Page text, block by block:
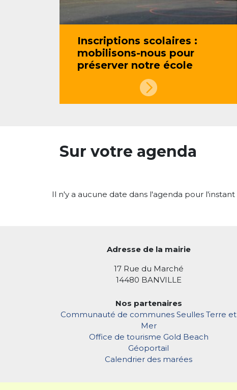
Inscriptions scolaires :
mobilisons-nous pour
préserver notre école
Sur votre agenda
Il n'y a aucune date dans l'agenda pour l'instant
Adresse de la mairie
17 Rue du Marché
14480 BANVILLE
Nos partenaires
Communauté de communes Seulles Terre et
Mer
Office de tourisme Gold Beach
Géoportail
Calendrier des marées